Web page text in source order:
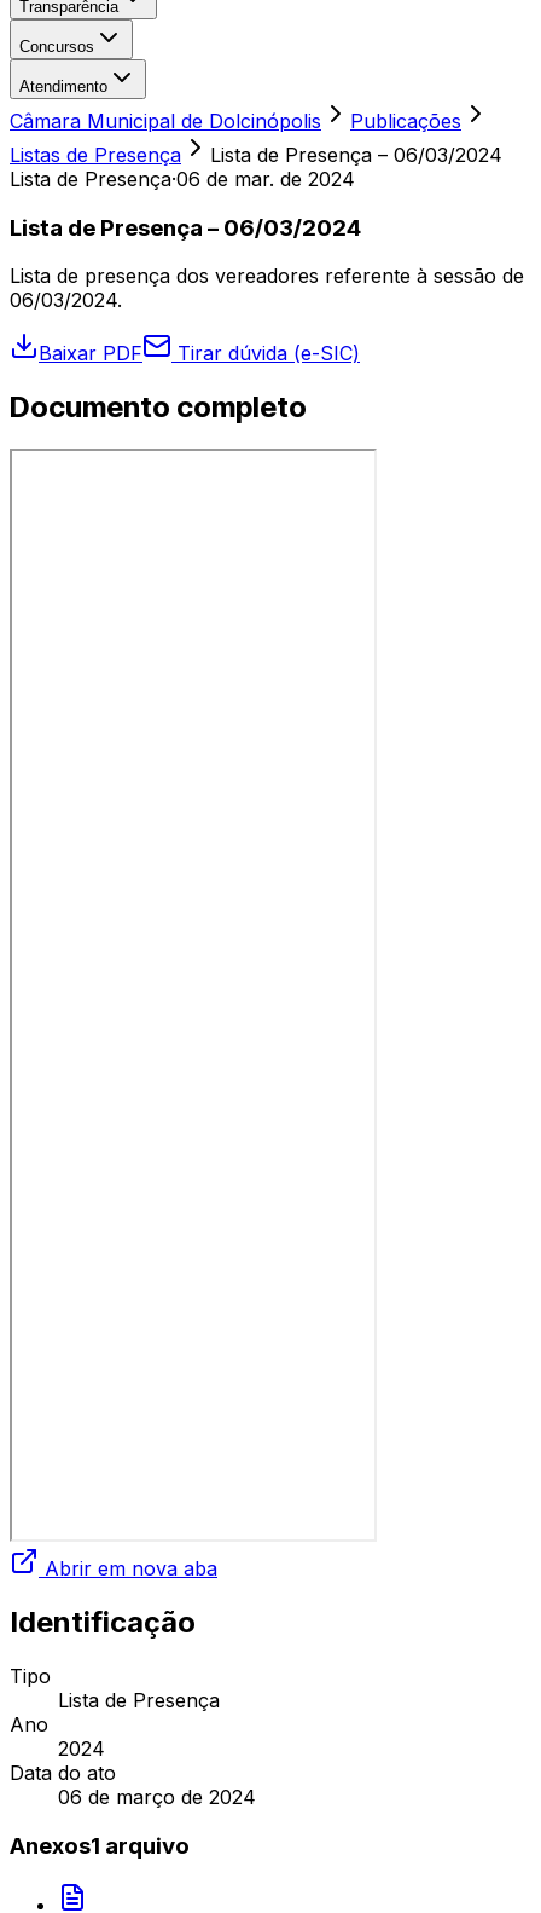
Transparência
Concursos
Atendimento
Câmara Municipal de Dolcinópolis
Publicações
Listas de Presença
Lista de Presença – 06/03/2024
Lista de Presença·06 de mar. de 2024
Lista de Presença – 06/03/2024
Lista de presença dos vereadores referente à sessão de
06/03/2024.
Baixar PDF Tirar dúvida (e-SIC)
Documento completo
Abrir em nova aba
Identificação
Tipo
Lista de Presença
Ano
2024
Data do ato
06 de março de 2024
Anexos1 arquivo